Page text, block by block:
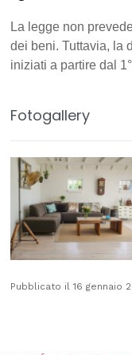
La legge non
dei beni. Tuttavia, la
iniziati a partire dal
Fotogallery
Pubblicato il 16 gennaio